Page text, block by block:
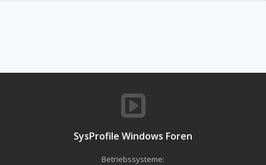
SysProfile Windows Foren
Betriebssysteme: